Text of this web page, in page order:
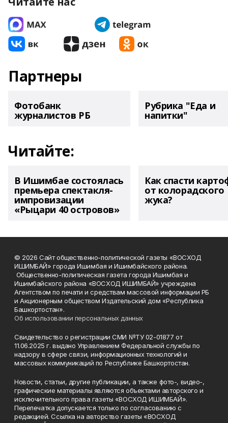
Партнеры
Фотобанк
журналистов РБ
Рубрика "Еда и
напитки"
Читайте:
В Ишимбае состоялась
премьера спектакля-
импровизации
«Рыцари 40 островов»
Как спасти
от колорадского
жука?
© 2026 Сайт общественно-политической газеты «ВОСХОД
ИШИМБАЙ» города Ишимбая и Ишимбайского района.
Общественно-политическая газета города Ишимбая и
Ишимбайского района «ВОСХОД ИШИМБАЙ» учреждена
Агентством по печати и средствам массовой информации РБ
и Акционерным обществом Издательский дом «Республика
Башкортостан».
Об использовании персональных данных
Свидетельство о регистрации СМИ №ТУ 02-01877 от
11.06.2025 г. выдано Управлением Федеральной службы по
надзору в сфере связи, информационных технологий и
массовых коммуникаций по Республике Башкортостан.
Новости, статьи, другие публикации, а также фото-, видео-,
графические материалы являются объектами авторского и
исключительного права газеты «ВОСХОД ИШИМБАЙ».
Перепечатка допускается только по согласованию с
редакцией. Ссылка на авторство газеты «ВОСХОД